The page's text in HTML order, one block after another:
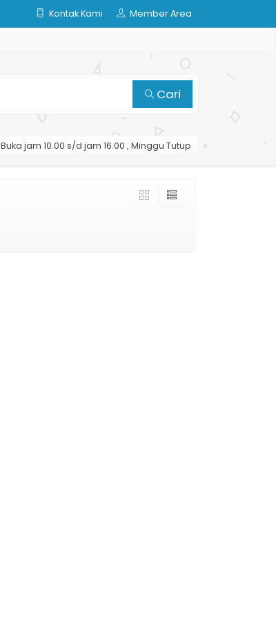
Kontak Kami Member Area
Cari
Buka jam 10.00 s/d jam 16.00 , Minggu Tutup